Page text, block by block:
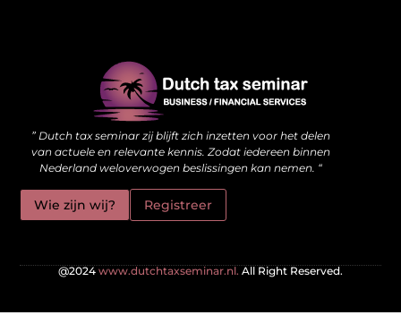
” Dutch tax seminar zij blijft zich inzetten voor het delen
van actuele en relevante kennis. Zodat iedereen binnen
Nederland weloverwogen beslissingen kan nemen. “
Wie zijn wij? Registreer
@2024www.dutchtaxseminar.nl.All Right Reserved.